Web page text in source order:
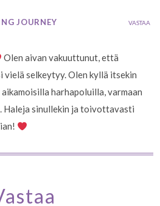
JOURNEY
Olen aivan vakuuttunut, että
vielä selkeytyy. Olen kyllä itsekin
harhapoluilla, varmaan
Haleja sinullekin ja toivottavasti
VASTAA